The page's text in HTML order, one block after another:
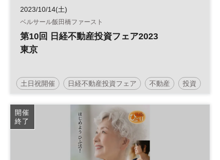
2023/10/14(土)
ベルサール飯田橋ファースト
第10回 日経不動産投資フェア2023
東京
土日祝開催 日経不動産投資フェア 不動産 投資
資産形成 人生100年 人生100年時代
参加無料
開催
終了